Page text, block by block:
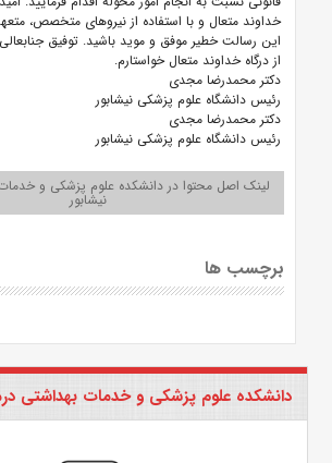
خداوند متعال و با استفاده از نیروهای متخصص،
این رسالت خطیر موفق و موید باشید. توفیق
از درگاه خداوند متعال خواستارم.
دکتر محمدرضا مجدی
رئیس دانشگاه علوم پزشکی نیشابور
دکتر محمدرضا مجدی
رئیس دانشگاه علوم پزشکی نیشابور
لینک اصل محتوا در دانشکده علوم پزشکی و
نیشابور
برچسب ها
دانشکده علوم پزشکی و خدمات بهداشتی